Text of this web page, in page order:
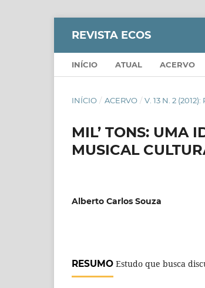
REVISTA ECOS
INÍCIO ATUAL ACERVO
INÍCIO / ACERVO / V. 13 N. 2
MIL’ TONS: UMA
MUSICAL
Alberto Carlos Souza
RESUMO Estudo que busca